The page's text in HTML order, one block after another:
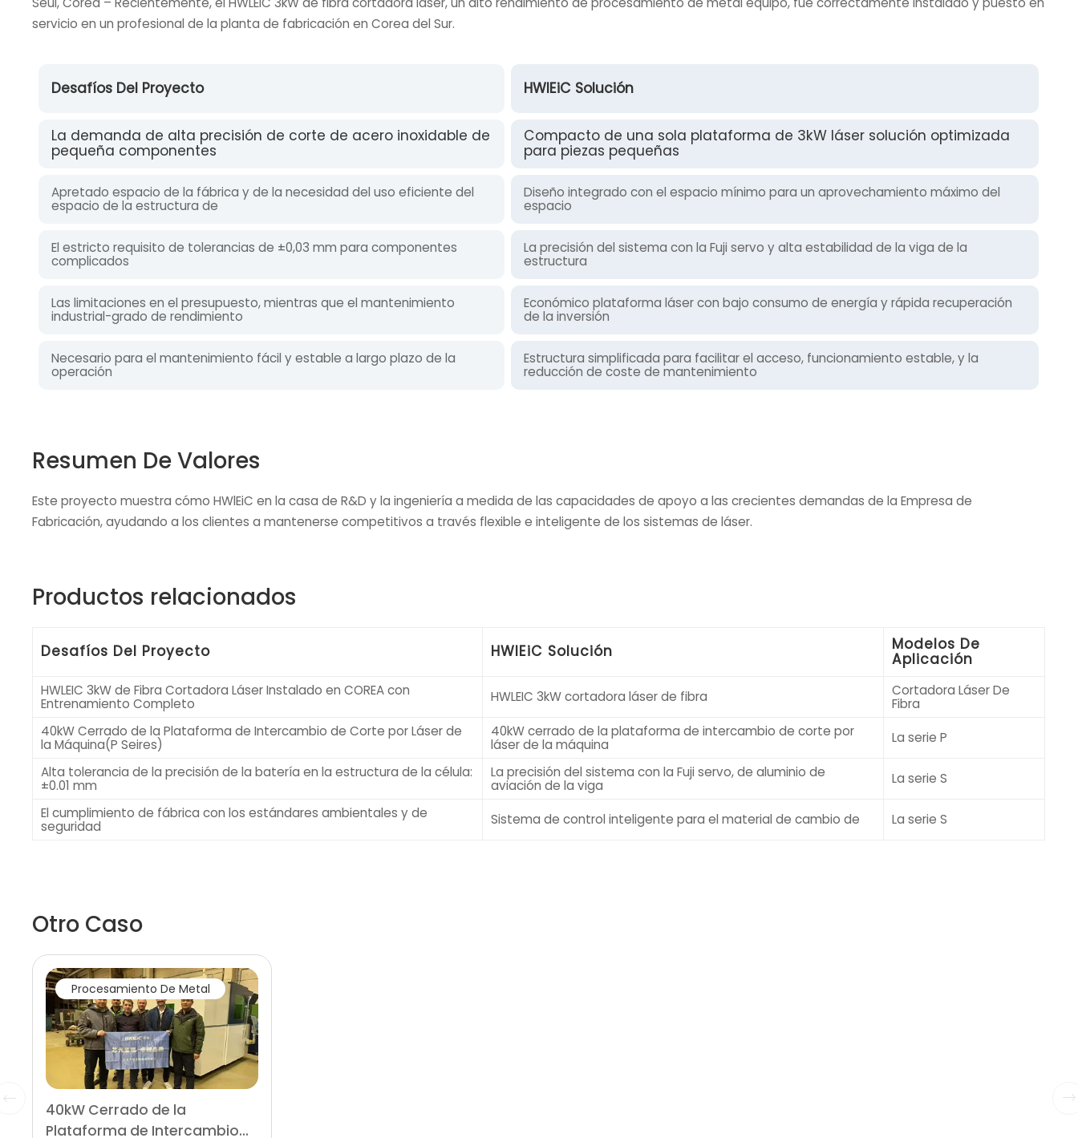
servicio en un profesional de la planta de fabricación en Corea del Sur.
Desafíos Del Proyecto HWIEiC Solución
La demanda de alta precisión de corte de acero inoxidable de
pequeña componentes
Compacto de una sola plataforma de 3kW láser solución optimizada
para piezas pequeñas
Apretado espacio de la fábrica y de la necesidad del uso eficiente del
espacio de la estructura de
Diseño integrado con el espacio mínimo para un aprovechamiento máximo del
espacio
El estricto requisito de tolerancias de ±0,03 mm para componentes
complicados
La precisión del sistema con la Fuji servo y alta estabilidad de la viga de la
estructura
Las limitaciones en el presupuesto, mientras que el mantenimiento
industrial-grado de rendimiento
Económico plataforma láser con bajo consumo de energía y rápida recuperación
de la inversión
Necesario para el mantenimiento fácil y estable a largo plazo de la
operación
Estructura simplificada para facilitar el acceso, funcionamiento estable, y la
reducción de coste de mantenimiento
Resumen De Valores
Este proyecto muestra cómo HWlEiC en la casa de R&D y la ingeniería a medida de las capacidades de apoyo a las crecientes demandas de la Empresa de
Fabricación, ayudando a los clientes a mantenerse competitivos a través flexible e inteligente de los sistemas de láser.
Productos relacionados
Desafíos Del Proyecto HWlEiC Solución Modelos De
Aplicación
HWLEIC 3kW de Fibra Cortadora Láser Instalado en COREA con
Entrenamiento Completo
HWLEIC 3kW cortadora láser de fibra
Cortadora Láser De
Fibra
40kW Cerrado de la Plataforma de Intercambio de Corte por Láser de
la Máquina(P Seires)
40kW cerrado de la plataforma de intercambio de corte por
láser de la máquina
La serie P
Alta tolerancia de la precisión de la batería en la estructura de la célula:
±0.01 mm
La precisión del sistema con la Fuji servo, de aluminio de
aviación de la viga
La serie S
El cumplimiento de fábrica con los estándares ambientales y de
seguridad
Sistema de control inteligente para el material de cambio de La serie S
Otro Caso
Procesamiento De Metal
40kW Cerrado de la
Plataforma de Intercambio